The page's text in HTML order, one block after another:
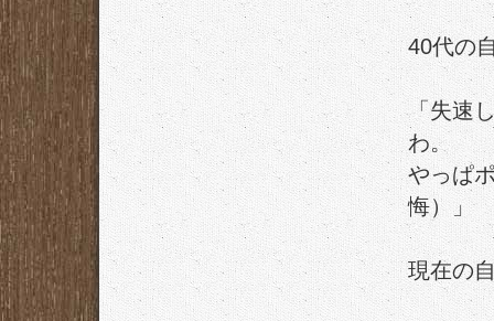
40代の
「失速
わ。
やっぱ
悔）」
現在の